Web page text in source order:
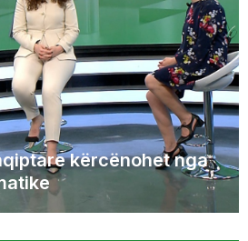
kërcënohet nga